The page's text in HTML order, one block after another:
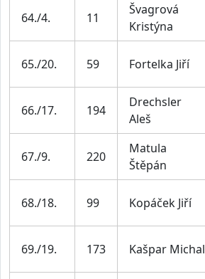
64./4. 11
Švagrová
Kristýna
65./20. 59 Fortelka Jiří
66./17. 194
Drechsler
Aleš
67./9. 220
Matula
Štěpán
68./18. 99 Kopáček Jiří
69./19. 173 Kašpar Michal